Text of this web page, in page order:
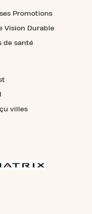
Promotions
Vision Durable
de santé
villes